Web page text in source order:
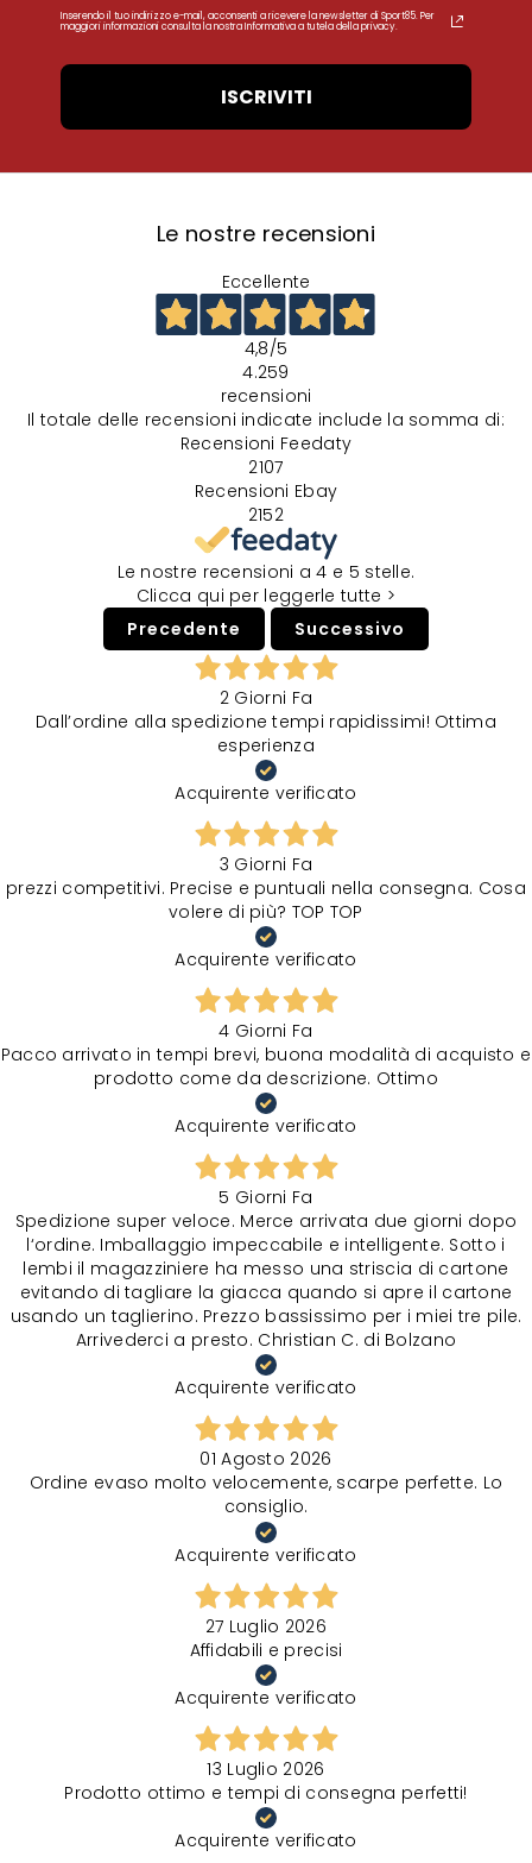
Inserendo il tuo indirizzo e-mail, acconsenti a ricevere la newsletter di Sport85. Per
maggiori informazioni consulta la nostra Informativa a tutela della privacy.
ISCRIVITI
Le nostre recensioni
Eccellente
4,8/5
4.259
recensioni
Il totale delle recensioni indicate include la somma di:
Recensioni Feedaty
2107
Recensioni Ebay
2152
Le nostre recensioni a 4 e 5 stelle.
Clicca qui per leggerle tutte >
Precedente
Successivo
2 Giorni Fa
Dall’ordine alla spedizione tempi rapidissimi! Ottima
esperienza
Acquirente verificato
3 Giorni Fa
prezzi competitivi. Precise e puntuali nella consegna. Cosa
volere di più? TOP TOP
Acquirente verificato
4 Giorni Fa
Pacco arrivato in tempi brevi, buona modalità di acquisto e
prodotto come da descrizione. Ottimo
Acquirente verificato
5 Giorni Fa
Spedizione super veloce. Merce arrivata due giorni dopo
l‘ordine. Imballaggio impeccabile e intelligente. Sotto i
lembi il magazziniere ha messo una striscia di cartone
evitando di tagliare la giacca quando si apre il cartone
usando un taglierino. Prezzo bassissimo per i miei tre pile.
Arrivederci a presto. Christian C. di Bolzano
Acquirente verificato
01 Agosto 2026
Ordine evaso molto velocemente, scarpe perfette. Lo
consiglio.
Acquirente verificato
27 Luglio 2026
Affidabili e precisi
Acquirente verificato
13 Luglio 2026
Prodotto ottimo e tempi di consegna perfetti!
Acquirente verificato